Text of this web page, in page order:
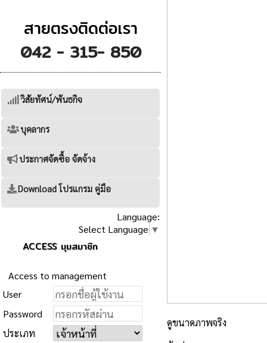
สายตรงติดต่อเรา
042 - 315- 850
วิสัยทัศน์/พันธกิจ
บุคลากร
ประกาศจัดซื้อ จัดจ้าง
Download โปรแกรม คู่มือ
Language:
Select Language ▼
ACCESS มุมสมาชิก
Access to management
User
Password
ประเภท
ดูขนาดภาพจริง